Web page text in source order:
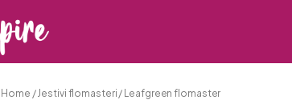
Home /Jestivi flomasteri / Leafgreen flomaster